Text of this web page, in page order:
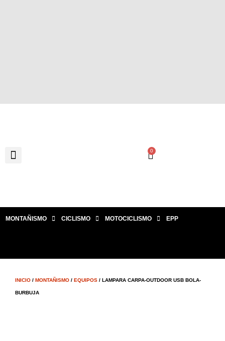
0
MONTAÑISMO CICLISMO MOTOCICLISMO EPP
INICIO / MONTAÑISMO / EQUIPOS / LAMPARA CARPA-OUTDOOR USB BOLA-
BURBUJA